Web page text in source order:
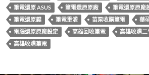
筆電還原 ASUS
筆電還原原廠 筆電還原原廠
筆電還原鍵
筆電重灌 苗栗收購筆電
華
電腦還原原廠設定
高雄回收筆電
高雄收購二
高雄收購筆電